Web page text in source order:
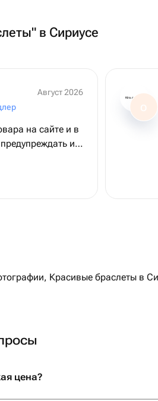
в Сириусе
Август 2026
на сайте и в
и
отличаться от
Kira.ne.mac
О
Красивые браслеты в
цена?